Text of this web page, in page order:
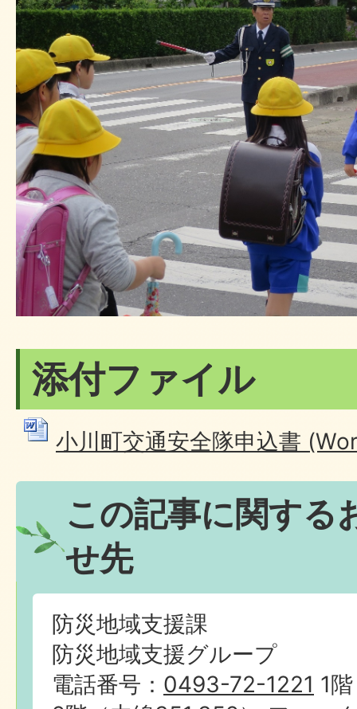
添付ファイル
小川町交通安全隊申込書
この記事に関する
せ先
防災地域支援課
防災地域支援グループ
電話番号： 0493-72-1221 1